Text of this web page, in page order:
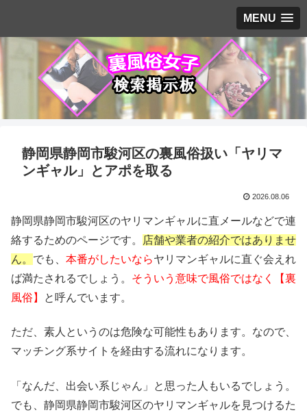
MENU
静岡県静岡市駿河区の裏風俗扱い「ヤリマ
ンギャル」とアポを取る
2026.08.06
静岡県静岡市駿河区のヤリマンギャルに直メールなどで連
絡するためのページです。
店舗や業者の紹介ではありませ
ん。 でも、 本番がしたいならヤリマンギャルに直ぐ会えれ
ば満たされるでしょう。 そういう意味で風俗ではなく【裏
風俗】
と呼んでいます。
ただ、素人というのは危険な可能性もあります。なので、
マッチング系サイトを経由する流れになります。
「なんだ、出会い系じゃん」と思った人もいるでしょう。
でも、静岡県静岡市駿河区のヤリマンギャルを見つけるた